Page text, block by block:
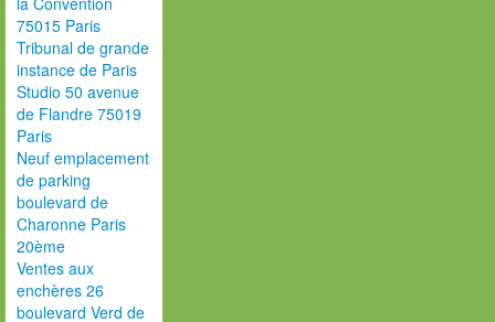
75015 Paris
Tribunal de grande
instance de Paris
Studio 50 avenue
de Flandre 75019
Paris
Neuf emplacement
de parking
boulevard de
Charonne Paris
20ème
Ventes aux
enchères 26
boulevard Verd de